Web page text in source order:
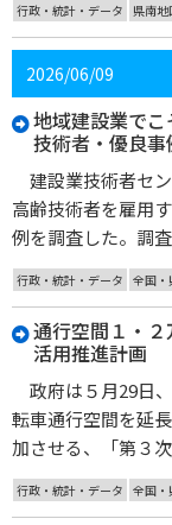
行政・統計・データ 県南地
2026/06/09
地域建設業で
技術者・優良事
建設業技術者セン
高齢技術者を雇用
例を調査した。調
行政・統計・データ 全国・
通行空間１・
活用推進計画
政府は５月29日
転車通行空間を延
加させる、「第３次
行政・統計・データ 全国・